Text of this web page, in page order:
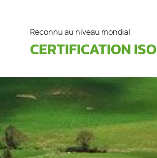
Reconnu au niveau mondial
CERTIFICATION ISO